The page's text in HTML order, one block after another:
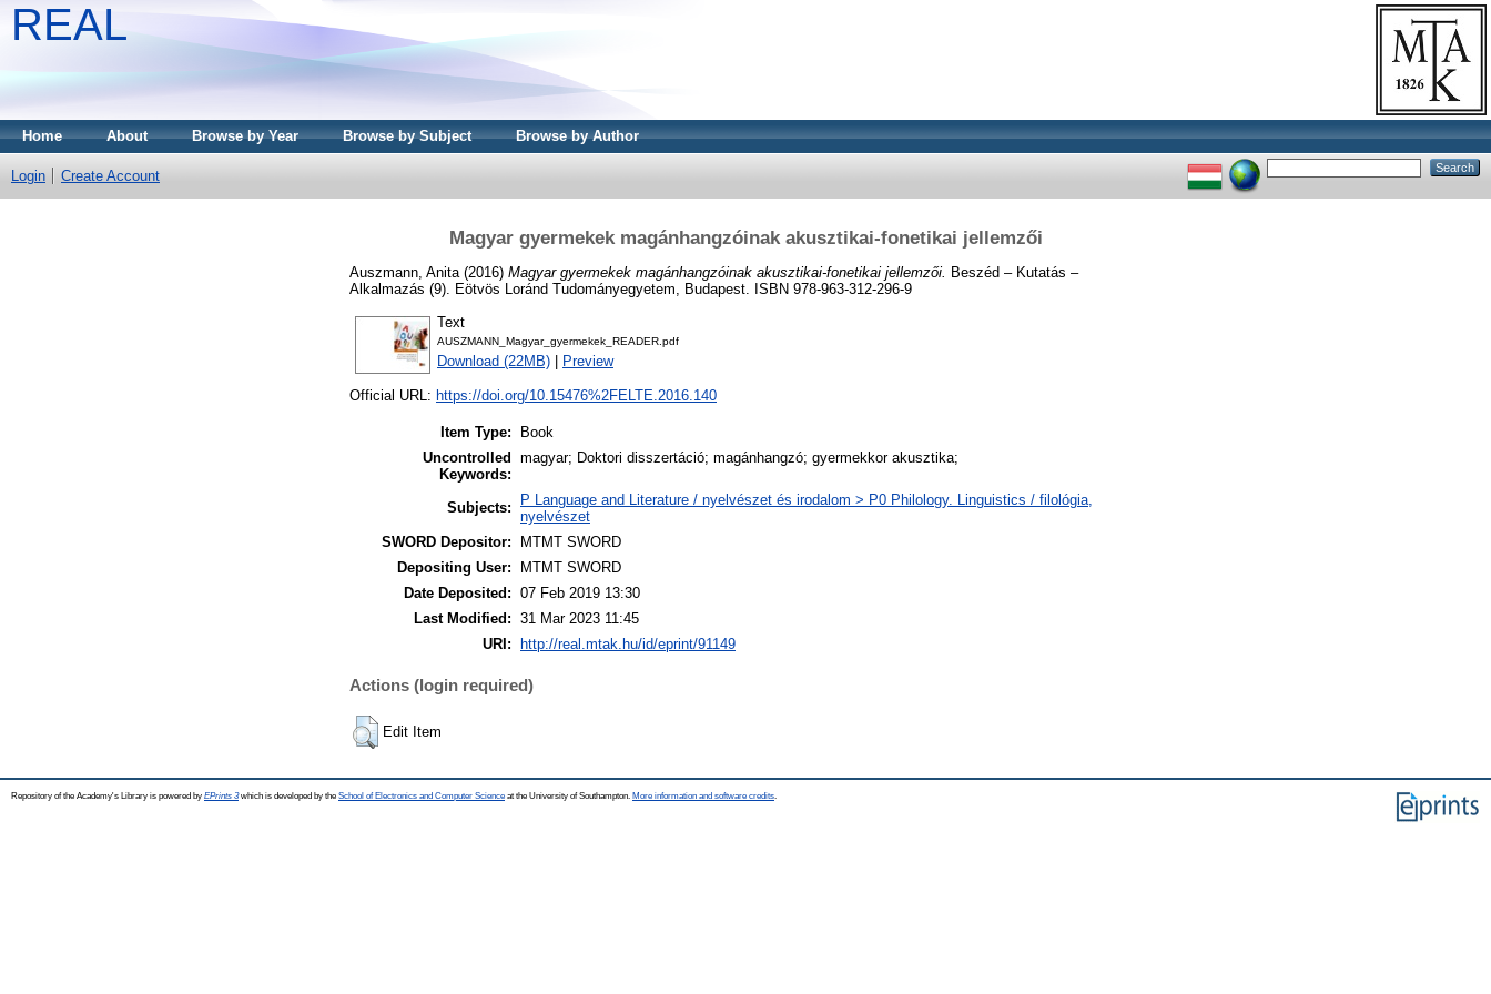
REAL
Home About Browse by Year Browse by Subject Browse by Author
Login Create Account
Magyar gyermekek magánhangzóinak akusztikai-fonetikai jellemzői
Auszmann, Anita (2016) Magyar gyermekek magánhangzóinak akusztikai-fonetikai jellemzői. Beszéd – Kutatás –
Alkalmazás (9). Eötvös Loránd Tudományegyetem, Budapest. ISBN 978-963-312-296-9
Text
AUSZMANN_Magyar_gyermekek_READER.pdf
Download (22MB) Preview
Official URL: https://doi.org/10.15476%2FELTE.2016.140
Item Type:
Book
Uncontrolled
Keywords:
magyar; Doktori disszertáció; magánhangzó; gyermekkor akusztika;
Subjects:
P Language and Literature / nyelvészet és irodalom > P0 Philology. Linguistics / filológia,
nyelvészet
SWORD Depositor:
MTMT SWORD
Depositing User:
MTMT SWORD
Date Deposited: 07 Feb 2019 13:30
Last Modified: 31 Mar 2023 11:45
URI:
http://real.mtak.hu/id/eprint/91149
Actions (login required)
Edit Item
Repository of the Academy's Library is powered by EPrints 3which is developed by the School of Electronics and Computer Science at the University of Southampton. More information and software credits